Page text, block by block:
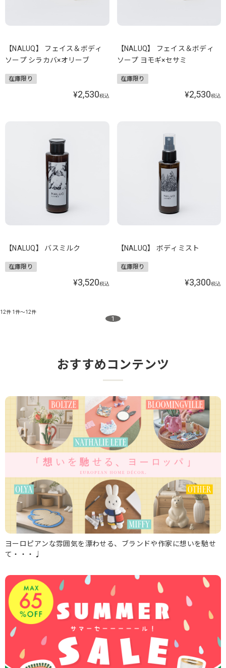
【NALUQ】 フェイス＆ボディ
ソープ シラカバ×オリーブ
在庫限り
¥2,530税込
【NALUQ】 フェイス＆ボディ
ソープ ヨモギ×セサミ
在庫限り
¥2,530税込
【NALUQ】 バスミルク
在庫限り
¥3,520税込
【NALUQ】 ボディミスト
在庫限り
¥3,300税込
12件 1件～12件
1
おすすめコンテンツ
ヨーロピアンな雰囲気を漂わせる、ブランドや作家に想いを馳せ
て・・・♩